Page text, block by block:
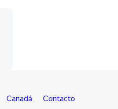
Canadá Contacto